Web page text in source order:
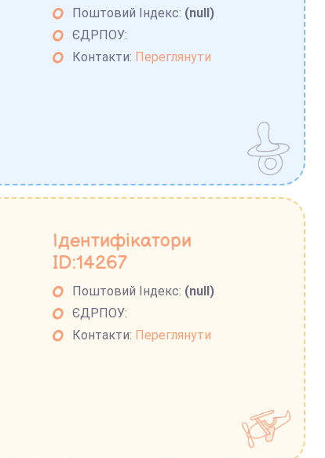
Поштовий Індекс: (null)
ЄДРПОУ:
Контакти: Переглянути
Ідентифікатори
ID:14267
Поштовий Індекс: (null)
ЄДРПОУ:
Контакти: Переглянути